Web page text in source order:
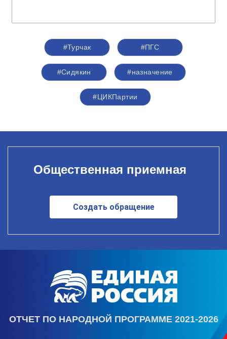
#Турчак #ПГС
#Сидякин #назначение
#ЦИКПартии
Общественная приемная
Создать обращение
ОТЧЕТ ПО НАРОДНОЙ ПРОГРАММЕ 2021-2026